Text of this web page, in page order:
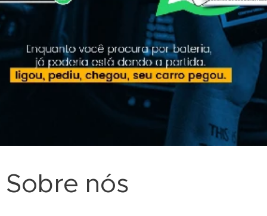
Sobre nós